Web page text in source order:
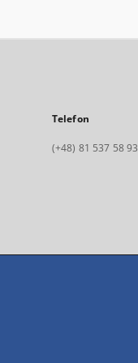
Telefon
(+48) 81 537 58 93